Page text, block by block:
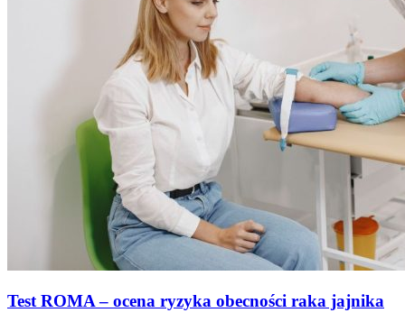
Test ROMA – ocena ryzyka obecności raka jajnika